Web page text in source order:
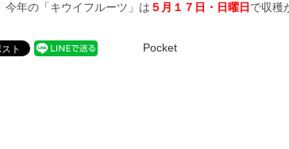
今年の「キウイフルーツ」は ５月１７日・日曜日 で収穫
Pocket